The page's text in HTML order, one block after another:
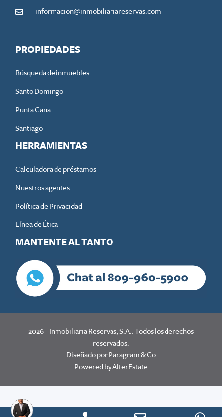
informacion@inmobiliariareservas.com
PROPIEDADES
Búsqueda de inmuebles
Santo Domingo
Punta Cana
Santiago
HERRAMIENTAS
Calculadora de préstamos
Nuestros agentes
Política de Privacidad
Línea de Ética
MANTENTE AL TANTO
2026– Inmobiliaria Reservas, S.A.
. Todos los derechos
reservados.
Diseñado por Paragram & Co
Powered byAlterEstate